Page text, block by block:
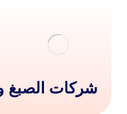
شركات الصبغ